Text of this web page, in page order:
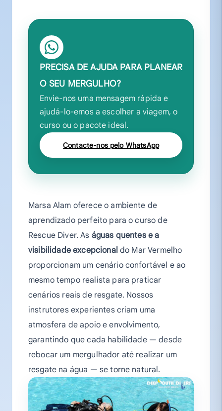
PRECISA DE AJUDA PARA PLANEAR
O SEU MERGULHO?
Envie-nos uma mensagem rápida e
ajudá-lo-emos a escolher a viagem, o
curso ou o pacote ideal.
Contacte-nos pelo WhatsApp
Marsa Alam oferece o ambiente de
aprendizado perfeito para o curso de
Rescue Diver. As águas quentes e a
visibilidade excepcionaldo Mar Vermelho
proporcionam um cenário confortável e ao
mesmo tempo realista para praticar
cenários reais de resgate. Nossos
instrutores experientes criam uma
atmosfera de apoio e envolvimento,
garantindo que cada habilidade — desde
rebocar um mergulhador até realizar um
resgate na água — se torne natural.